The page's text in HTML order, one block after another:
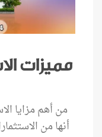
مميزات
من أهم مزايا
أنها من